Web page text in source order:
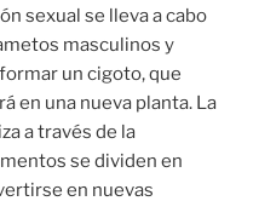
sexual se lleva a cabo
masculinos y
un cigoto, que
en una nueva planta. La
a través de la
se dividen en
en nuevas